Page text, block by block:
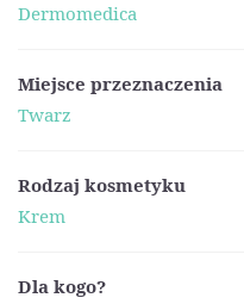
Dermomedica
Miejsce przeznaczenia
Twarz
Rodzaj kosmetyku
Krem
Dla kogo?